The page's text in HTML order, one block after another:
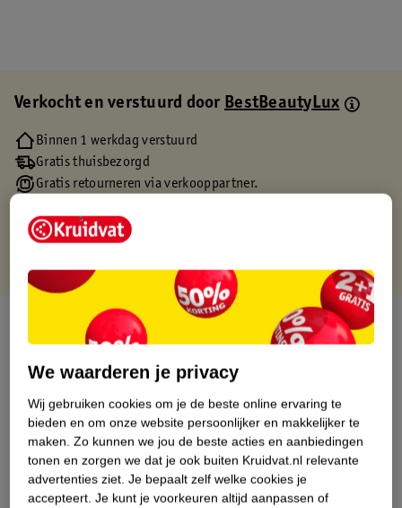
Verkocht en verstuurd doorBestBeautyLux
Binnen 1 werkdag verstuurd
Gratis thuisbezorgd
Gratis retourneren via verkooppartner.
Over dit product
Productinformatie
Etiketinformatie
Nature Impact Score
Dit product heeft (nog) geen Nature
We waarderen je privacy
Wij gebruiken cookies om je de beste online ervaring te
bieden en om onze website persoonlijker en makkelijker te
maken. Zo kunnen we jou de beste acties en aanbiedingen
tonen en zorgen we dat je ook buiten Kruidvat.nl relevante
advertenties ziet. Je bepaalt zelf welke cookies je
accepteert. Je kunt je voorkeuren altijd aanpassen of